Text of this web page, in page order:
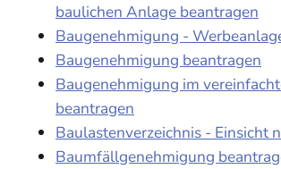
baulichen Anlage beantragen
Baugenehmigung -
Baugenehmigung beantragen
Baugenehmigung im
beantragen
Baulastenverzeichnis - Einsicht
Baumfällgenehmigung